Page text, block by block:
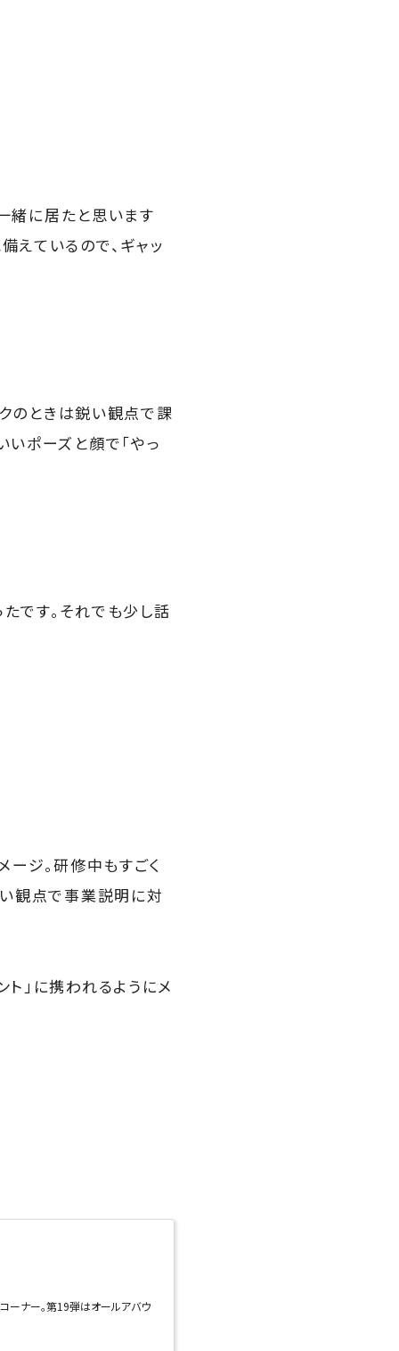
緒に居たと思います
えているので、ギャッ
のときは鋭い観点で課
いポーズと顔で「やっ
です。それでも少し話
ージ。研修中もすごく
い観点で事業説明に対
」に携われるようにメ
ーナー。第19弾はオールアバウ